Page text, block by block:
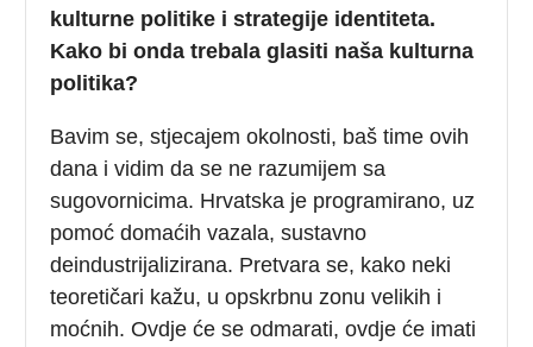
kulturne politike i strategije identiteta.
Kako bi onda trebala glasiti naša kulturna
politika?
Bavim se, stjecajem okolnosti, baš time ovih
dana i vidim da se ne razumijem sa
sugovornicima. Hrvatska je programirano, uz
pomoć domaćih vazala, sustavno
deindustrijalizirana. Pretvara se, kako neki
teoretičari kažu, u opskrbnu zonu velikih i
moćnih. Ovdje će se odmarati, ovdje će imati